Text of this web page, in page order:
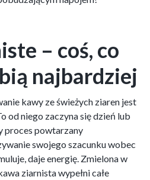
– coś, co
najbardziej
kawy ze świeżych ziaren jest
od niego zaczyna się dzień lub
proces powtarzany
swojego szacunku wobec
daje energię. Zmielona w
ziarnista wypełni całe